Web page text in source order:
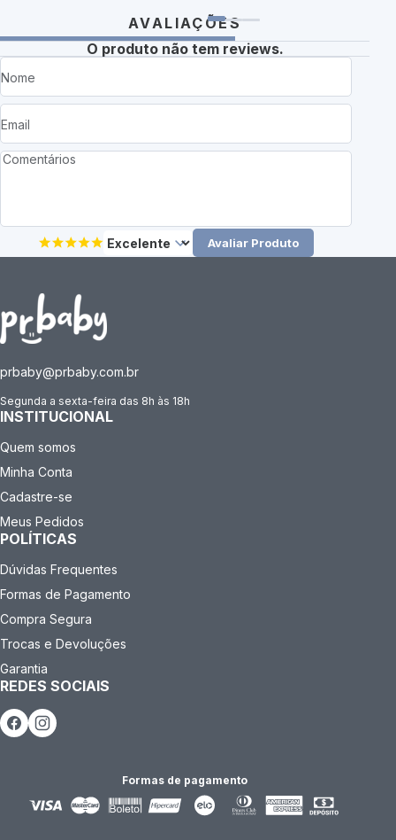
AVALIAÇÕES
O produto não tem reviews.
Avaliar Produto
prbaby@prbaby.com.br
Segunda a sexta-feira das 8h às 18h
INSTITUCIONAL
Quem somos
Minha Conta
Cadastre-se
Meus Pedidos
POLÍTICAS
Dúvidas Frequentes
Formas de Pagamento
Compra Segura
Trocas e Devoluções
Garantia
REDES SOCIAIS
Formas de pagamento